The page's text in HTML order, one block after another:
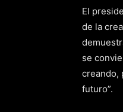
El
de la
se
creando,
futuro”.